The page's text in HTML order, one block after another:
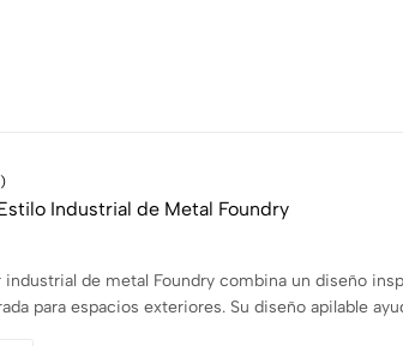
Industrial de Metal Foundry
industrial de metal Foundry combina un diseño
para espacios exteriores. Su diseño apilable